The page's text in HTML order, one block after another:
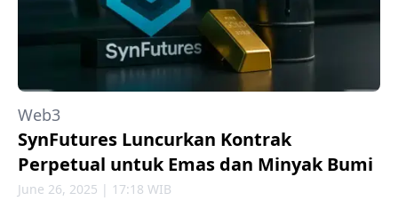
Web3
SynFutures Luncurkan Kontrak
Perpetual untuk Emas dan Minyak Bumi
June 26, 2025 | 17:18 WIB